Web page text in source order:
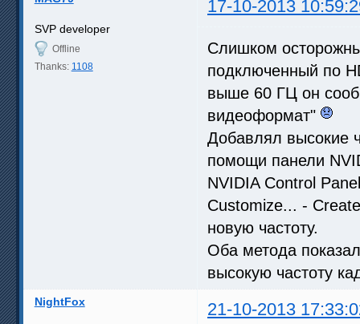
17-10-2013
SVP developer
Offline
Thanks: 1108
Слишком
подключенный по
выше 60 ГЦ он
видеоформат"
Добавлял высокие
помощи панели
NVIDIA Control
Customize... -
новую частоту.
Оба метода
высокую частоту
NightFox 21-10-2013